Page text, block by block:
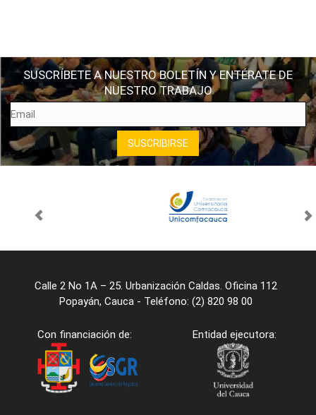
SUSCRÍBETE A NUESTRO BOLETÍN Y ENTÉRATE DE
NUESTRO TRABAJO
Calle 2 No 1A – 25. Urbanización Caldas. Oficina 112
Popayán, Cauca - Teléfono: (2) 820 98 00
Con financiación de: Entidad ejecutora: